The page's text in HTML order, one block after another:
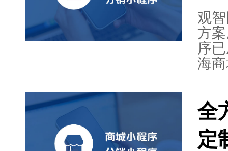
入
通
地
分
观
方
序
海
凭
务
果
全
定